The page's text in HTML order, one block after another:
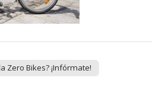
Zero Bikes? ¡Infórmate!